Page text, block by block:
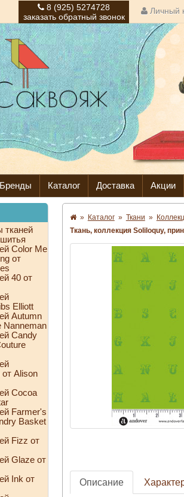
8 (925) 5274728
заказать обратный звонок
Личный
Бренды Каталог Доставка Акции
тканей
Color Me
от
40 от
Elliott
Autumn
Nanneman
Candy
Alison
Cocoa
Farmer's
Basket
Fizz от
Glaze от
Ink от
» Каталог » Ткани »
Ткань, коллекция Soliloquy,
Описание